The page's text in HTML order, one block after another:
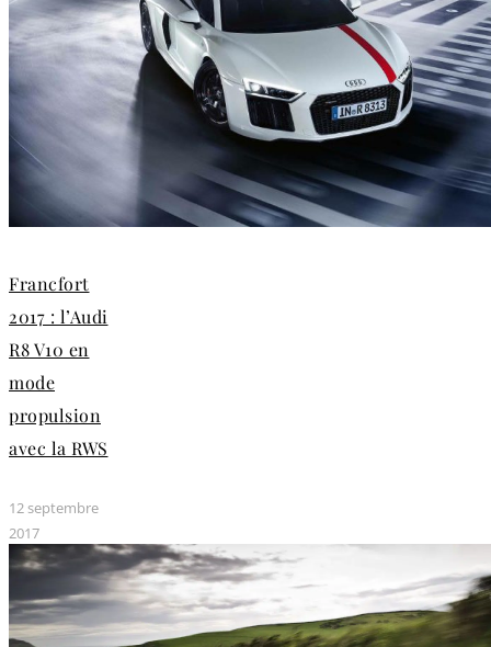
Francfort
2017 : l’Audi
R8 V10 en
mode
propulsion
avec la RWS
12 septembre
2017